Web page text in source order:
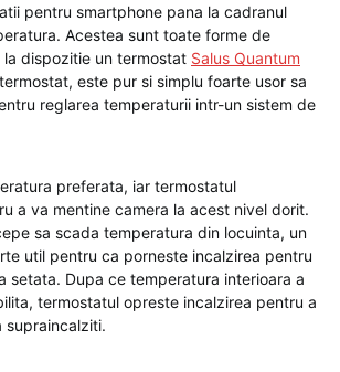
pentru smartphone pana la cadranul
Acestea sunt toate forme de
dispozitie un termostat Salus Quantum
este pur si simplu foarte usor sa
reglarea temperaturii intr-un sistem de
preferata, iar termostatul
a va mentine camera la acest nivel dorit.
sa scada temperatura din locuinta, un
util pentru ca porneste incalzirea pentru
setata. Dupa ce temperatura interioara a
termostatul opreste incalzirea pentru a
supraincalziti.